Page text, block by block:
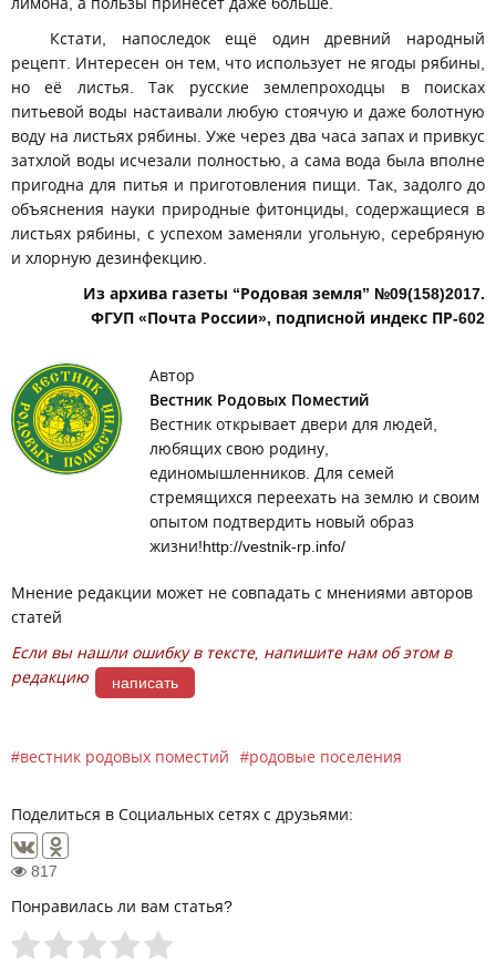
Кстати, напоследок ещё один древний народный
рецепт. Интересен он тем, что использует не ягоды рябины,
но её листья. Так русские землепроходцы в поисках
питьевой воды настаивали любую стоячую и даже болотную
воду на листьях рябины. Уже через два часа запах и привкус
затхлой воды исчезали полностью, а сама вода была вполне
пригодна для питья и приготовления пищи. Так, задолго до
объяснения науки природные фитонциды, содержащиеся в
листьях рябины, с успехом заменяли угольную, серебряную
и хлорную дезинфекцию.
Из архива газеты “Родовая земля” №09(158)2017.
ФГУП «Почта России», подписной индекс ПР-602
Автор
Вестник Родовых Поместий
Вестник открывает двери для людей,
любящих свою родину,
единомышленников. Для семей
стремящихся переехать на землю и своим
опытом подтвердить новый образ
жизни!http://vestnik-rp.info/
Мнение редакции может не совпадать с мнениями авторов
статей
Если вы нашли ошибку в тексте, напишите нам об этом в
редакцию
написать
вестник родовых поместий родовые поселения
Поделиться в Социальных сетях с друзьями:
817
Понравилась ли вам статья?